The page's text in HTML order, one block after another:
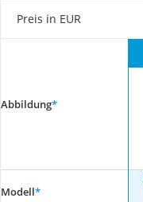
Preis in EUR
Abbildung*
Modell*